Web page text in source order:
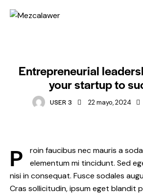
Entrepreneurial
your startup to
USER 3 22 mayo, 2024
P
roin faucibus nec mauris a
elementum mi tincidunt. Sed
nisi in consequat. Fusce sodales
Cras sollicitudin, ipsum eget blandit